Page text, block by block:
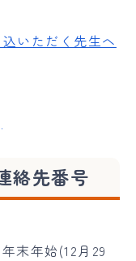
いただく先生へ
絡先番号
末年始(12月29